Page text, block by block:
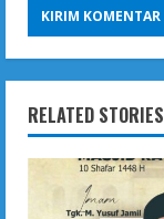
RELATED STORIES